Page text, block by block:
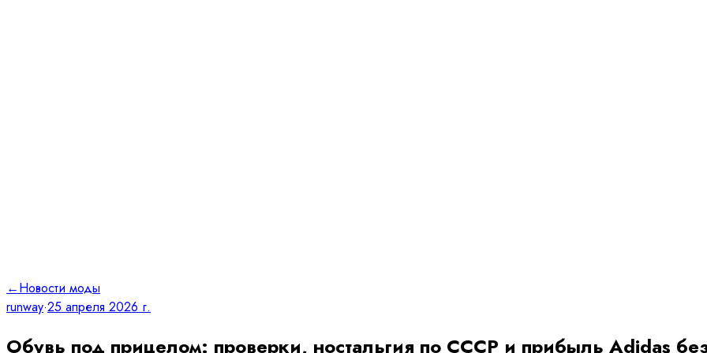
←Новости моды
runway·25 апреля 2026 г.
Обувь под прицелом: проверки, ностальгия по СССР и прибыль Adidas